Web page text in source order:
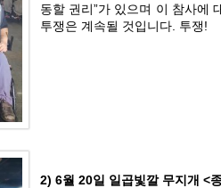
동할 권리”가 있으며 이 참사에
투쟁은 계속될 것입니다. 투쟁!
2) 6월 20일 일곱빛깔 무지개 <